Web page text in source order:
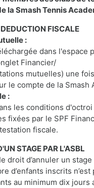
la Smash Tennis
FISCALE
:
dans l'espace
Financier/
mutuelles) une
le compte de la Smash
:
les conditions d'octroi
fixées par le SPF
fiscale.
STAGE PAR L'ASBL
droit d’annuler un
d’enfants inscrits n’est
au minimum dix jours